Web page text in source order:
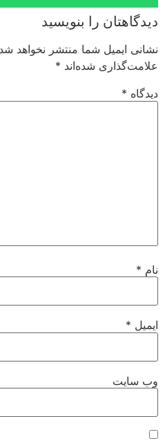
دیدگاهتان را بنویسید
نشانی ایمیل شما منتشر نخواهد شد.
علامت‌گذاری شده‌اند*
دیدگاه*
نام*
ایمیل*
وب‌ سایت